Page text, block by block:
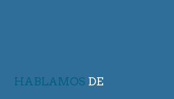
HABLAMOS DE